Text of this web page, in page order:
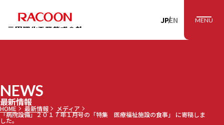
RACOON 三田理
JPEN MENU
NEWS
最新情報
HOME 最新情報 メディア
「病院設備」２０１７年１月号の「特集 医療福祉施設の食事」 に寄稿しま
した。